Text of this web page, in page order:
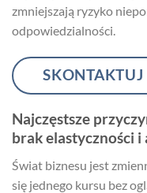
zmniejszają ryzyko
odpowiedzialności.
Najczęstsze
brak elastyczności i
Świat biznesu jest
się jednego kursu bez